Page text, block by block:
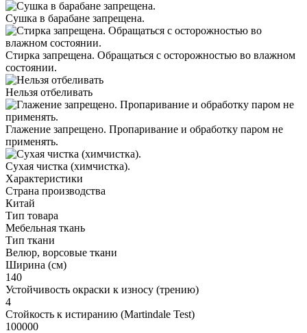
Сушка в барабане запрещена.
Стирка запрещена. Обращаться с осторожностью во влажном
состоянии.
Нельзя отбеливать
Глажение запрещено. Пропаривание и обработку паром не
применять.
Cухая чистка (химчистка).
Характеристики
Страна производства
Китай
Тип товара
Мебельная ткань
Тип ткани
Велюр, ворсовые ткани
Ширина (см)
140
Устойчивость окраски к износу (трению)
4
Стойкость к истиранию (Martindale Test)
100000